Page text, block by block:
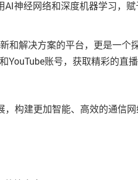
神经网络和深度机器学习，
和解决方案的平台，更是一
账号，获取精彩的直
构建更加智能、高效的通信